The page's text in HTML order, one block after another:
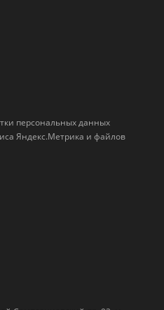
персональных данных
Яндекс.Метрика и файлов